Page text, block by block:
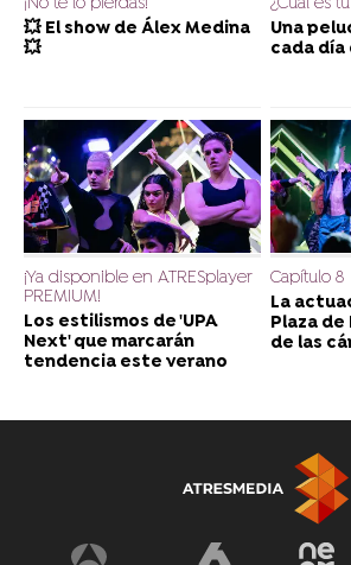
💥 El show de Álex Medina
💥
Una
cada día
¡Ya disponible en ATRESplayer
PREMIUM!
Los estilismos de 'UPA
Next' que marcarán
tendencia este verano
Capítulo 8
La
Plaza de
de las